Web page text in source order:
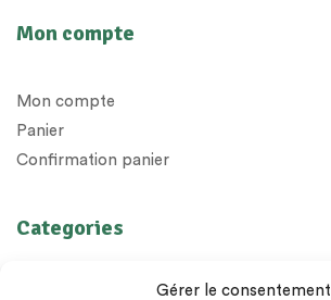
Gérer le consentement
Mon compte
Mon compte
Panier
Confirmation panier
Categories